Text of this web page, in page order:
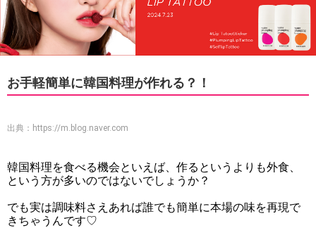
お手軽簡単に韓国料理が作れる？！
出典： https://m.blog.naver.com
韓国料理を食べる機会といえば、作るというよりも外食、
という方が多いのではないでしょうか？
でも実は調味料さえあれば誰でも簡単に本場の味を再現で
きちゃうんです♡